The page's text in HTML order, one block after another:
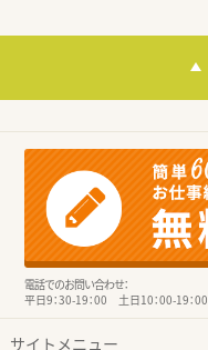
電話でのお問い合わせ：
平日9：30-19：00 土日10：00-19：00
サイトメニュー